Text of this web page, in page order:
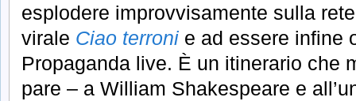
esplodere improvvisamente sulla
virale Ciao terroni e ad essere infine
Propaganda live. È un itinerario che
pare – a William Shakespeare e